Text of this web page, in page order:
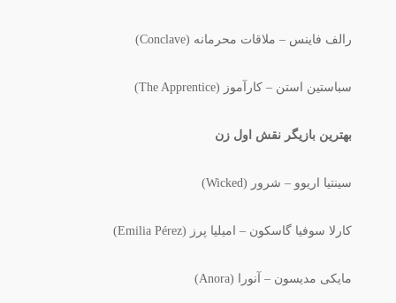
رالف فاینس – ملاقات محرمانه (Conclave)
سباستین استن – کارآموز (The Apprentice)
بهترین بازیگر نقش اول زن
سینتیا اریوو – شرور (Wicked)
کارلا سوفیا گاسکون – امیلیا پرز (Emilia Pérez)
مایکی مدیسون – آنورا (Anora)